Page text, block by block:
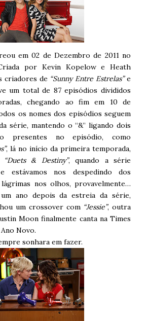
em 02 de Dezembro de 2011 no
por Kevin Kopelow e Heath
criadores de “Sunny Entre Estrelas”e
um total de 87 episódios divididos
chegando ao fim em 10 de
os nomes dos episódios seguem
série, mantendo o “&” ligando dois
presentes no episódio, como
, lá no início da primeira temporada,
“Duets & Destiny”, quando a série
estávamos nos despedindo dos
nos olhos, provavelmente…
um ano depois da estreia da série,
um crossover com “Jessie”, outra
Moon finalmente canta na Times
Novo.
sonhara em fazer.